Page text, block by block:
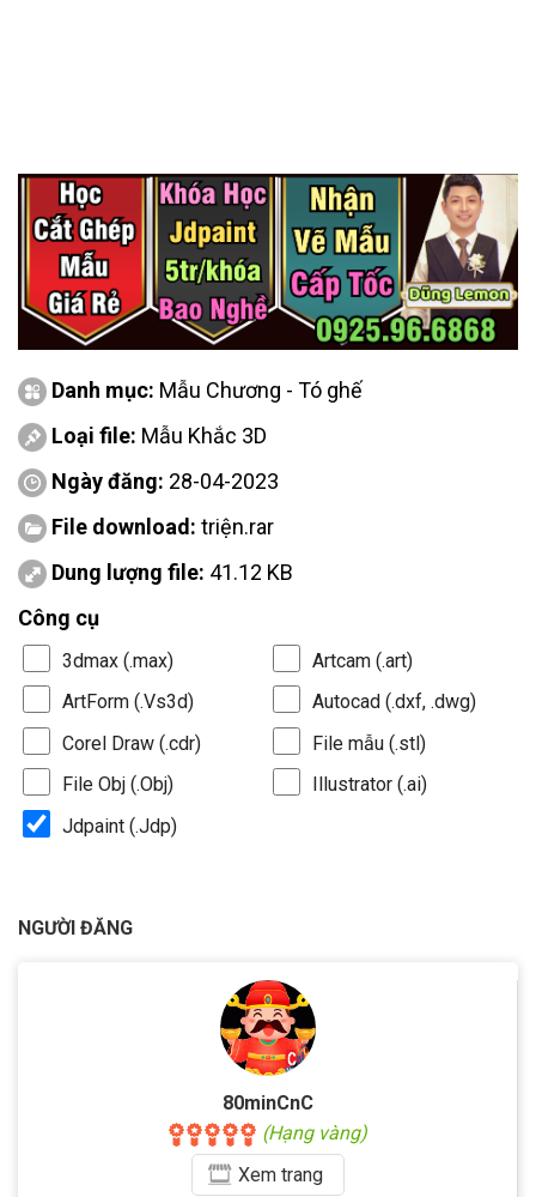
Danh mục: Mẫu Chương - Tó ghế
Loại file: Mẫu Khắc 3D
Ngày đăng: 28-04-2023
File download: triện.rar
Dung lượng file: 41.12 KB
Công cụ
3dmax (.max)
Artcam (.art)
ArtForm (.Vs3d)
Autocad (.dxf, .dwg)
Corel Draw (.cdr)
File mẫu (.stl)
File Obj (.Obj)
Illustrator (.ai)
Jdpaint (.Jdp)
NGƯỜI ĐĂNG
80minCnC
(Hạng vàng)
Xemtrang